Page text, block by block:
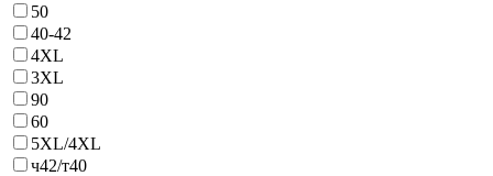
50
40-42
4ХL
3XL
90
60
5ХL/4XL
ч42/т40